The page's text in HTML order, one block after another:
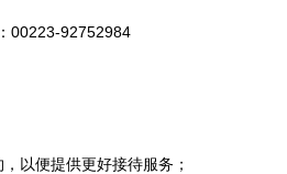
00223-92752984
以便提供更好接待服务；